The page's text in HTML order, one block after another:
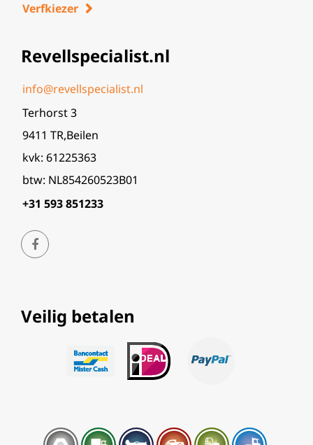
Verfkiezer
Revellspecialist.nl
info@revellspecialist.nl
Terhorst 3
9411 TR,Beilen
kvk: 61225363
btw: NL854260523B01
+31 593 851233
Veilig betalen